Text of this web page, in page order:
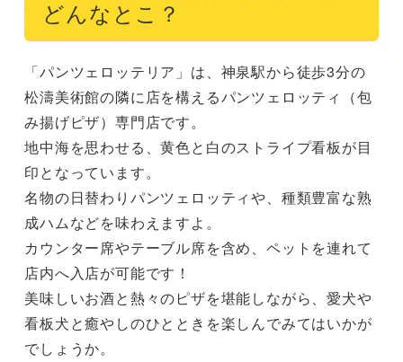
どんなとこ？
「パンツェロッテリア」は、神泉駅から徒歩3分の
松濤美術館の隣に店を構えるパンツェロッティ（包
み揚げピザ）専門店です。
地中海を思わせる、黄色と白のストライプ看板が目
印となっています。
名物の日替わりパンツェロッティや、種類豊富な熟
成ハムなどを味わえますよ。
カウンター席やテーブル席を含め、ペットを連れて
店内へ入店が可能です！
美味しいお酒と熱々のピザを堪能しながら、愛犬や
看板犬と癒やしのひとときを楽しんでみてはいかが
でしょうか。